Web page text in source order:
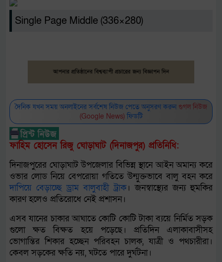
Single Page Middle (336×280)
দৈনিক যখন সময় অনলাইনের সর্বশেষ নিউজ পেতে অনুসরণ করুন গুগল নিউজ
(Google News) ফিডটি
ফাহিম হোসেন রিজু ঘোড়াঘাট (দিনাজপুর) প্রতিনিধি:
দিনাজপুরের ঘোড়াঘাট উপজেলার বিভিন্ন স্থানে আইন অমান্য করে
ওভার লোড নিয়ে বেপরোয়া গতিতে উন্মুক্তভাবে বালু বহন করে
দাপিয়ে বেড়াচ্ছে ড্রাম বালুবাহী ট্রাক। জনস্বাস্থ্যের জন্য হুমকির
কারণ হলেও প্রতিরোধে নেই প্রশাসন।
এসব যানের চাকার আঘাতে কোটি কোটি টাকা ব্যয়ে নির্মিত সড়ক
গুলো ক্ষত বিক্ষত হয়ে পড়েছে। প্রতিদিন এলাকাবাসীসহ
ভোগান্তির শিকার হচ্ছেন পরিবহন চালক, যাত্রী ও পথচারীরা।
কেবল সড়কের ক্ষতি নয়, ঘটতে পারে দুর্ঘটনা।